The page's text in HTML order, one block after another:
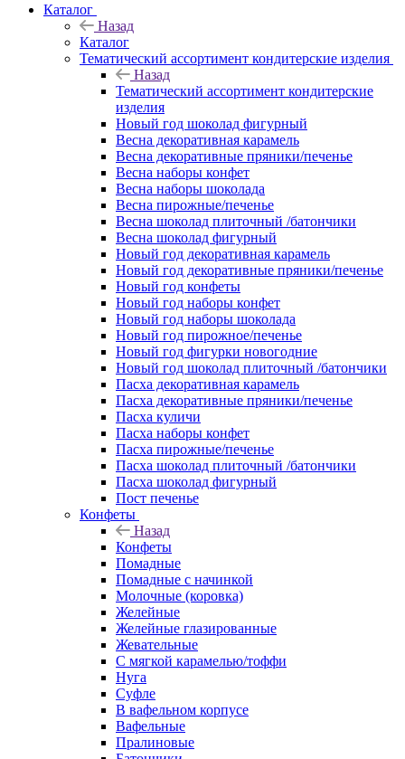
Каталог
Назад
Каталог
Тематический ассортимент кондитерские изделия
Назад
Тематический ассортимент кондитерские
изделия
Новый год шоколад фигурный
Весна декоративная карамель
Весна декоративные пряники/печенье
Весна наборы конфет
Весна наборы шоколада
Весна пирожные/печенье
Весна шоколад плиточный /батончики
Весна шоколад фигурный
Новый год декоративная карамель
Новый год декоративные пряники/печенье
Новый год конфеты
Новый год наборы конфет
Новый год наборы шоколада
Новый год пирожное/печенье
Новый год фигурки новогодние
Новый год шоколад плиточный /батончики
Пасха декоративная карамель
Пасха декоративные пряники/печенье
Пасха куличи
Пасха наборы конфет
Пасха пирожные/печенье
Пасха шоколад плиточный /батончики
Пасха шоколад фигурный
Пост печенье
Конфеты
Назад
Конфеты
Помадные
Помадные с начинкой
Молочные (коровка)
Желейные
Желейные глазированные
Жевательные
С мягкой карамелью/тоффи
Нуга
Суфле
В вафельном корпусе
Вафельные
Пралиновые